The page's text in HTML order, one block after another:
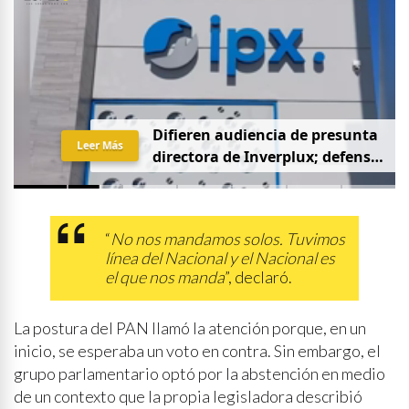
Difieren audiencia de presunta
directora deInverplux; defensa
pidequeseaprivadaysin
Leer Más
“No nos mandamos solos. Tuvimos
línea del Nacional y el Nacional es
el que nos manda”, declaró.
La postura del PAN llamó la atención porque, en un
inicio, se esperaba un voto en contra. Sin embargo, el
grupo parlamentario optó por la abstención en medio
de un contexto que la propia legisladora describió